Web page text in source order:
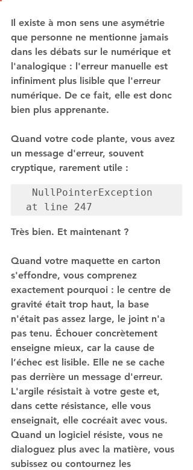
Il existe à mon sens une asymétrie
que personne ne mentionne jamais
dans les débats sur le numérique et
l'analogique : l'erreur manuelle est
infiniment plus lisible que l'erreur
numérique. De ce fait, elle est donc
bien plus apprenante.
Quand votre code plante, vous avez
un message d'erreur, souvent
cryptique, rarement utile :
at line 247
Très bien. Et maintenant ?
Quand votre maquette en carton
s'effondre, vous comprenez
exactement pourquoi : le centre de
gravité était trop haut, la base
n'était pas assez large, le joint n'a
pas tenu. Échouer concrètement
enseigne mieux, car la cause de
l’échec est lisible. Elle ne se cache
pas derrière un message d'erreur.
L'argile résistait à votre geste et,
dans cette résistance, elle vous
enseignait, elle cocréait avec vous.
Quand un logiciel résiste, vous ne
dialoguez plus avec la matière, vous
subissez ou contournez les